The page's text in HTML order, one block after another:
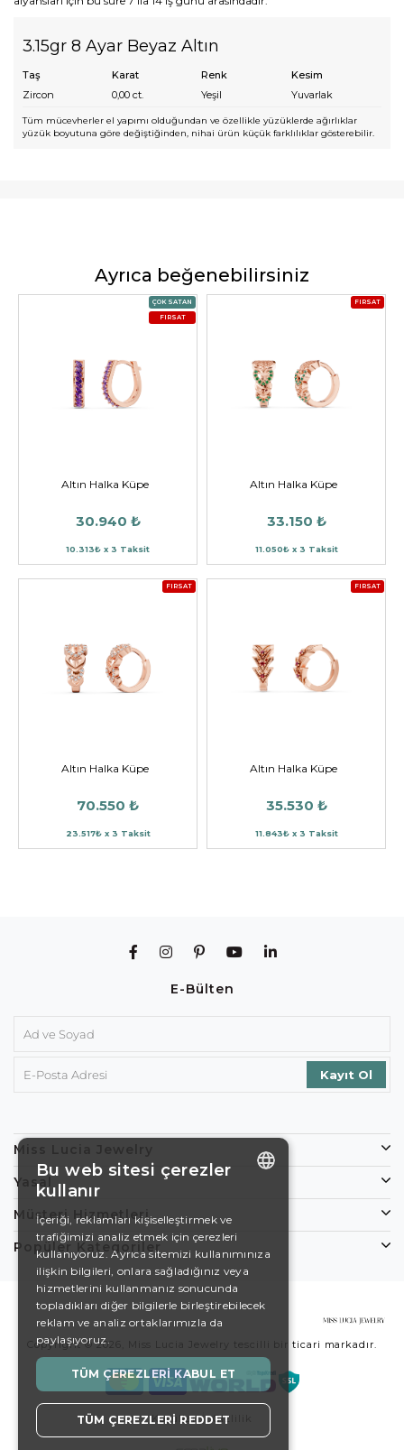
3.15gr 8 Ayar Beyaz Altın
Taş Karat Renk
Kesim
Zircon
0,00 ct. Yeşil Yuvarlak
Tüm mücevherler el yapımı olduğundan ve özellikle yüzüklerde ağırlıklar
yüzük boyutuna göre değiştiğinden, nihai ürün küçük farklılıklar gösterebilir.
Ayrıca beğenebilirsiniz
ÇOK SATAN
FIRSAT
Altın Halka Küpe
30.940 ₺
10.313₺ x 3 Taksit
FIRSAT
Altın Halka Küpe
33.150 ₺
11.050₺ x 3 Taksit
FIRSAT
Altın Halka Küpe
70.550 ₺
23.517₺ x 3 Taksit
FIRSAT
Altın Halka Küpe
35.530 ₺
11.843₺ x 3 Taksit
E-Bülten
Miss Lucia Jewelry
Yasal
Müşteri Hizmetleri
Popüler Kategoriler
Copyright © 2026, Miss Lucia Jewelry tescilli bir ticari markadır.
Koşullar Gizlilik
DE
EN
SWEDISH
TURKISH
Bu web sitesi çerezler
kullanır
İçeriği, reklamları kişiselleştirmek ve
trafiğimizi analiz etmek için çerezleri
kullanıyoruz. Ayrıca sitemizi kullanımınıza
ilişkin bilgileri, onlara sağladığınız veya
hizmetlerini kullanmanız sonucunda
topladıkları diğer bilgilerle birleştirebilecek
reklam ve analiz ortaklarımızla da
paylaşıyoruz.
TÜM ÇEREZLERI KABUL ET
TÜM ÇEREZLERI REDDET